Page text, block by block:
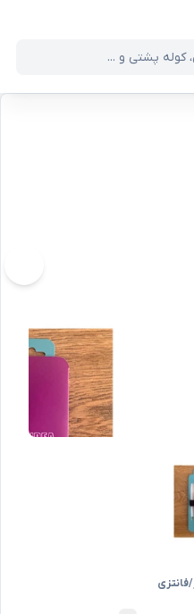
/فانتزی